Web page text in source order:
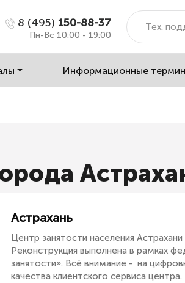
8 (495) 150-88-37
Пн-Вс 10:00 - 19:00
Тех.
Информационные
Астрахань
Центр занятости населения
Реконструкция выполнена в рамках
занятости». Всё внимание - на
качества клиентского сервиса